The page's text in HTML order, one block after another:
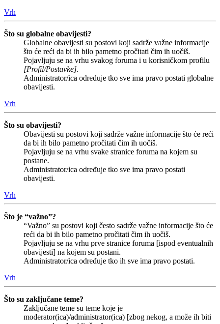
Vrh
Što su globalne obavijesti?
Globalne obavijesti su postovi koji sadrže važne informacije
što će reći da bi ih bilo pametno pročitati čim ih uočiš.
Pojavljuju se na vrhu svakog foruma i u korisničkom profilu
[Profil/Postavke].
Administrator/ica određuje tko sve ima pravo postati globalne
obavijesti.
Vrh
Što su obavijesti?
Obavijesti su postovi koji sadrže važne informacije što će reći
da bi ih bilo pametno pročitati čim ih uočiš.
Pojavljuju se na vrhu svake stranice foruma na kojem su
postane.
Administrator/ica određuje tko sve ima pravo postati
obavijesti.
Vrh
Što je “važno”?
“Važno” su postovi koji često sadrže važne informacije što će
reći da bi ih bilo pametno pročitati čim ih uočiš.
Pojavljuju se na vrhu prve stranice foruma [ispod eventualnih
obavijesti] na kojem su postani.
Administrator/ica određuje tko ih sve ima pravo postati.
Vrh
Što su zaključane teme?
Zaključane teme su teme koje je
moderator(ica)/administrator(ica) [zbog nekog, a može ih biti